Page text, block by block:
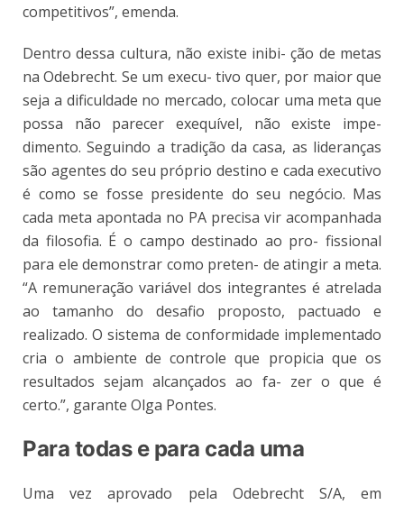
competitivos”, emenda.
Dentro dessa cultura, não existe inibi- ção de metas
na Odebrecht. Se um execu- tivo quer, por maior que
seja a dificuldade no mercado, colocar uma meta que
possa não parecer exequível, não existe impe-
dimento. Seguindo a tradição da casa, as lideranças
são agentes do seu próprio destino e cada executivo
é como se fosse presidente do seu negócio. Mas
cada meta apontada no PA precisa vir acompanhada
da filosofia. É o campo destinado ao pro- fissional
para ele demonstrar como preten- de atingir a meta.
“A remuneração variável dos integrantes é atrelada
ao tamanho do desafio proposto, pactuado e
realizado. O sistema de conformidade implementado
cria o ambiente de controle que propicia que os
resultados sejam alcançados ao fa- zer o que é
certo.”, garante Olga Pontes.
Para todas e para cada uma
Uma vez aprovado pela Odebrecht S/A, em